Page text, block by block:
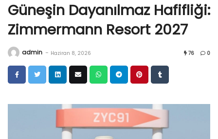
Güneşin Dayanılmaz Hafifliği:
Zimmermann Resort 2027
admin - Haziran 8, 2026 76 0